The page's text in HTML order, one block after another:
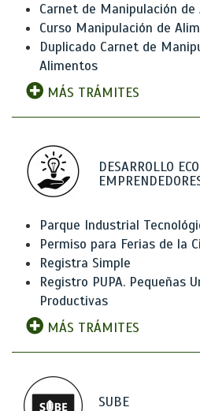
Carnet de Manipulación
Curso Manipulación de
Duplicado Carnet de
Alimentos
MÁS TRÁMITES
DESARROLLO
Parque Industrial
Permiso para Ferias de la
Registra Simple
Registro PUPA. Pequeñas
Productivas
MÁS TRÁMITES
SUBE